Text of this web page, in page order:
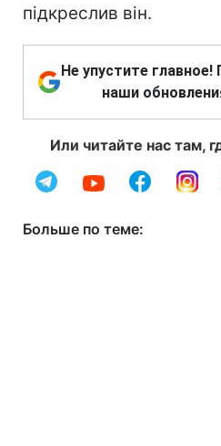
підкреслив він.
Не упустите
наши
Или читайте нас там,
Больше по теме: